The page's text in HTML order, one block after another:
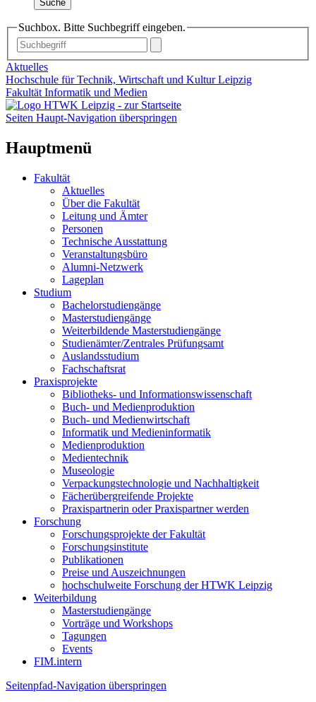
Suche
Suchbox. Bitte Suchbegriff eingeben.
Aktuelles
Hochschule für Technik, Wirtschaft und Kultur Leipzig
Fakultät Informatik und Medien
Seiten Haupt-Navigation überspringen
Hauptmenü
Fakultät
Aktuelles
Über die Fakultät
Leitung und Ämter
Personen
Technische Ausstattung
Veranstaltungsbüro
Alumni-Netzwerk
Lageplan
Studium
Bachelorstudiengänge
Masterstudiengänge
Weiterbildende Masterstudiengänge
Studienämter/Zentrales Prüfungsamt
Auslandsstudium
Fachschaftsrat
Praxisprojekte
Bibliotheks- und Informationswissenschaft
Buch- und Medienproduktion
Buch- und Medienwirtschaft
Informatik und Medieninformatik
Medienproduktion
Medientechnik
Museologie
Verpackungstechnologie und Nachhaltigkeit
Fächerübergreifende Projekte
Praxispartnerin oder Praxispartner werden
Forschung
Forschungsprojekte der Fakultät
Forschungsinstitute
Publikationen
Preise und Auszeichnungen
hochschulweite Forschung der HTWK Leipzig
Weiterbildung
Masterstudiengänge
Vorträge und Workshops
Tagungen
Events
FIM.intern
Seitenpfad-Navigation überspringen